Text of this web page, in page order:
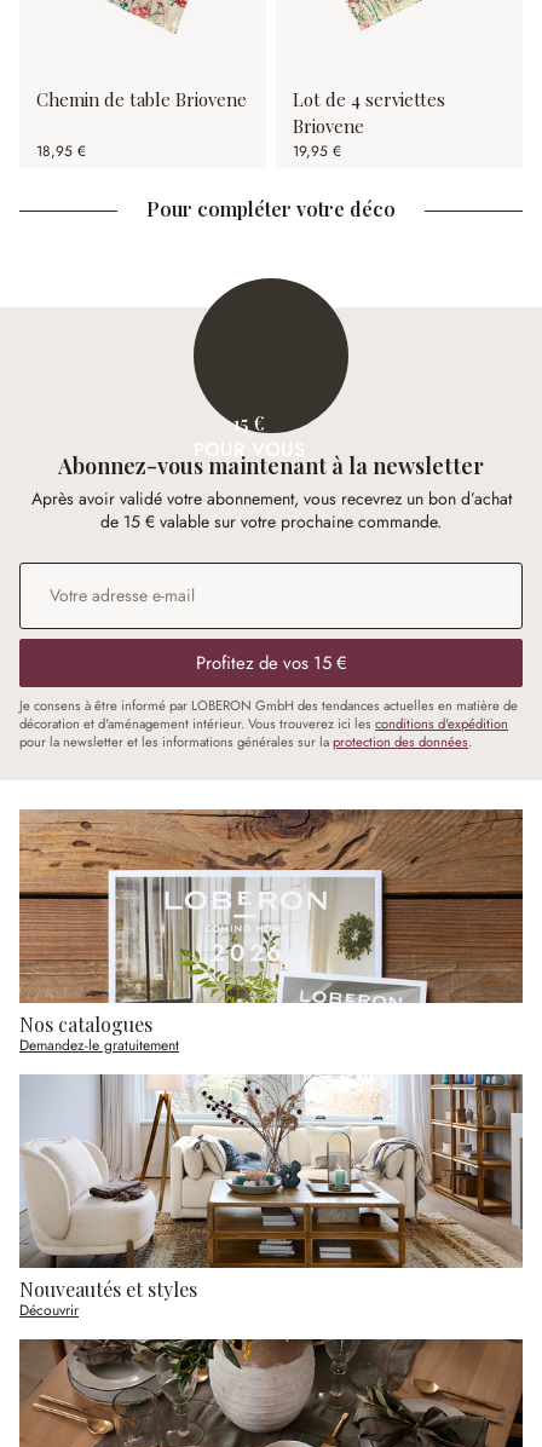
Chemin de table Briovene
18,95 €
Lot de 4 serviettes
Briovene
19,95 €
Pour compléter votre déco
15 €
POUR VOUS
Abonnez-vous maintenant à la newsletter
Après avoir validé votre abonnement, vous recevrez un bon d’achat
de 15 € valable sur votre prochaine commande.
Adresse e-mail
Profitez de vos 15 €
Je consens à être informé par LOBERON GmbH des tendances actuelles en matière de
décoration et d'aménagement intérieur. Vous trouverez ici les conditions d'expédition
pour la newsletter et les informations générales sur laprotection des données.
Nos catalogues
Demandez-le gratuitement
Nouveautés et styles
Découvrir